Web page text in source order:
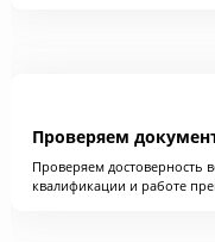
Проводим
Отбираем
учеников: знают
успех тех, кого обучают